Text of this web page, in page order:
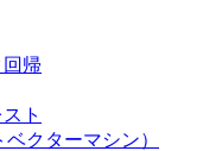
帰
ト
クターマシン）